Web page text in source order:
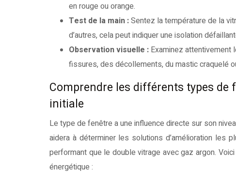
en rouge ou orange.
Test de la main :Sentez la température de la
d’autres, cela peut indiquer une isolation
Observation visuelle : Examinez
fissures, des décollements, du mastic craquelé
Comprendre les différents types
initiale
Le type de fenêtre a une influence directe sur son
aidera à déterminer les solutions d’amélioration les
performant que le double vitrage avec gaz argon.
énergétique :